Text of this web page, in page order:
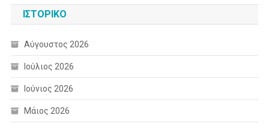
ΙΣΤΟΡΙΚΌ
Αύγουστος 2026
Ιούλιος 2026
Ιούνιος 2026
Μάιος 2026